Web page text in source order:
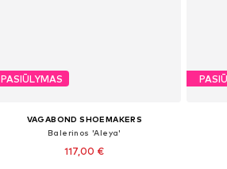
PASIŪLYMAS
VAGABOND SHOEMAKERS
Balerinos 'Aleya'
117,00 €